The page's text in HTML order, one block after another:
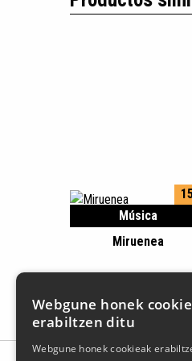
Música
Miruenea
Webgune honek
erabiltzen ditu
Webgune honek cookieak